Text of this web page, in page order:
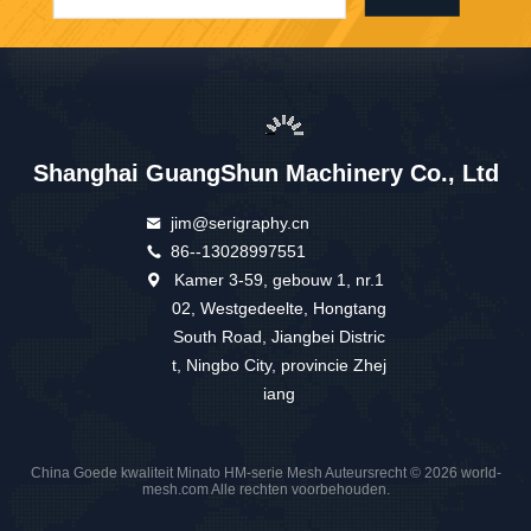
Shanghai GuangShun Machinery Co., Ltd
jim@serigraphy.cn
86--13028997551
Kamer 3-59, gebouw 1, nr.1
02, Westgedeelte, Hongtang
South Road, Jiangbei Distric
t, Ningbo City, provincie Zhej
iang
China Goede kwaliteit Minato HM-serie Mesh Auteursrecht © 2026 world-
mesh.com Alle rechten voorbehouden.